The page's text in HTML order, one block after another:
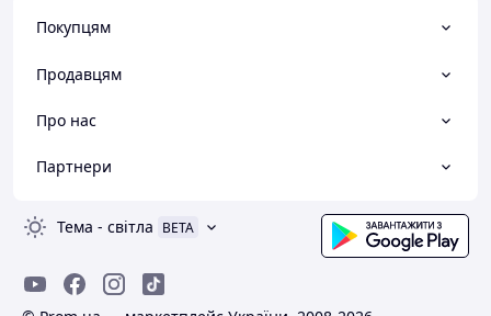
Покупцям
Продавцям
Про нас
Партнери
Тема - світла BETA